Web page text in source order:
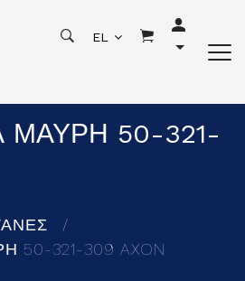
EL
ΜΑΥΡΗ 50-321-
321-309 AXON